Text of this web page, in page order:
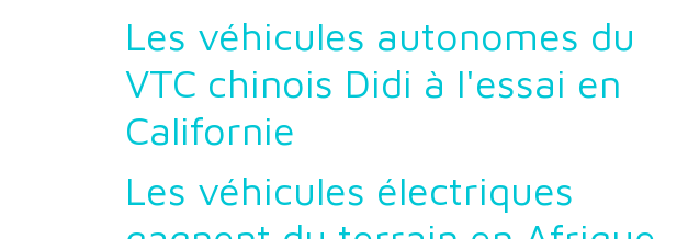
Les véhicules autonomes du
VTC chinois Didi à l'essai en
Californie
Les véhicules électriques